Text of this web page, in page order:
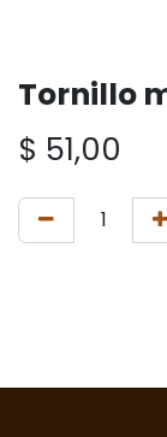
Tornillo
$ 51,00